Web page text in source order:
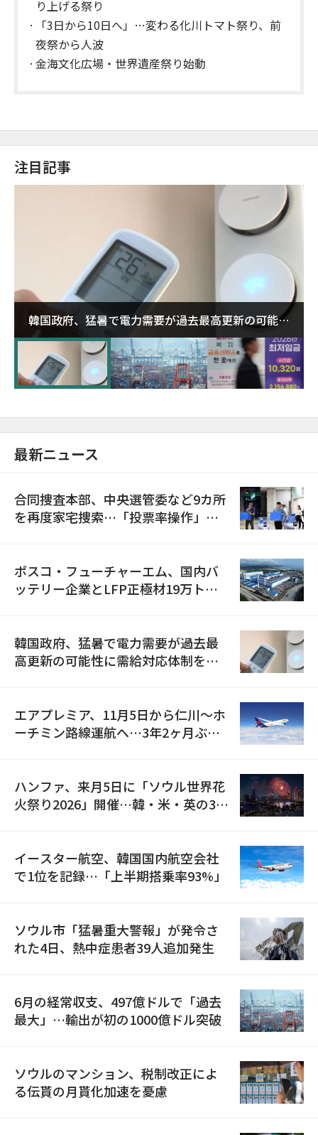
り上げる祭り
「3日から10日へ」…変わる化川トマト祭り、前
夜祭から人波
金海文化広場・世界遺産祭り始動
注目記事
韓国政府、猛暑で電力需要が過去最高更新の可能性
に需給対応体制を点検
最新ニュース
合同捜査本部、中央選管委など9カ所
を再度家宅捜索…「投票率操作」の
ポスコ・フューチャーエム、国内バ
ッテリー企業とLFP正極材19万トン
韓国政府、猛暑で電力需要が過去最
高更新の可能性に需給対応体制を点
エアプレミア、11月5日から仁川〜ホ
ーチミン路線運航へ…3年2ヶ月ぶり
ハンファ、来月5日に「ソウル世界花
火祭り2026」開催…韓・米・英の3カ
イースター航空、韓国国内航空会社
で1位を記録…「上半期搭乗率93%」
ソウル市「猛暑重大警報」が発令さ
れた4日、熱中症患者39人追加発生
6月の経常収支、497億ドルで「過去
最大」…輸出が初の1000億ドル突破
ソウルのマンション、税制改正によ
る伝貰の月貰化加速を憂慮